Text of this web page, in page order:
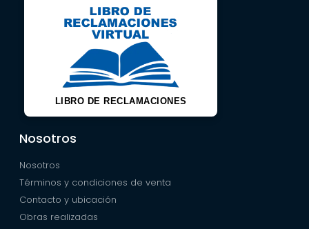
LIBRO DE RECLAMACIONES
Nosotros
Nosotros
Términos y condiciones de venta
Contacto y ubicación
Obras realizadas